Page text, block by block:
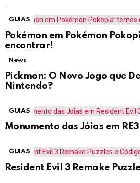
GUIAS
Pokémon em Pokémon
encontrar!
News
Pickmon: O Novo Jogo que
Nintendo?
GUIAS
Monumento das Jóias em
GUIAS
Resident Evil 3 Remake